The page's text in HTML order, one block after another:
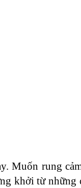
Muốn rung
khởi từ